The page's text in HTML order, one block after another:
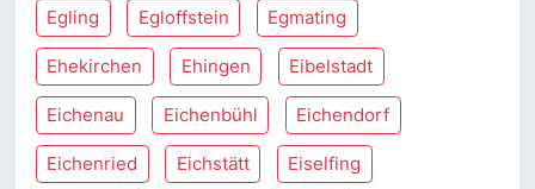
Egling Egloffstein Egmating
Ehekirchen Ehingen Eibelstadt
Eichenau Eichenbühl Eichendorf
Eichenried Eichstätt Eiselfing